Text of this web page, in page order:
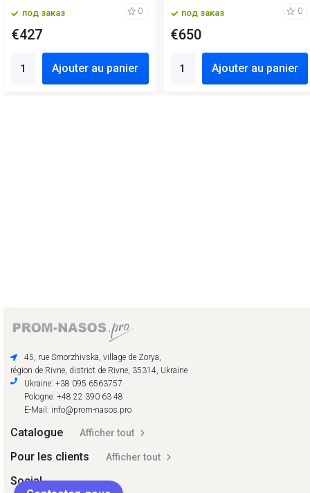
под заказ 0
€427
Ajouter au panier
под заказ 0
€650
Ajouter au panier
45, rue Smorzhivska, village de Zorya,
région de Rivne, district de Rivne, 35314, Ukraine
Ukraine: +38 095 6563757
Pologne: +48 22 390 63 48
E-Mail: info@prom-nasos.pro
Catalogue Afficher tout
Pour les clients Afficher tout
Social